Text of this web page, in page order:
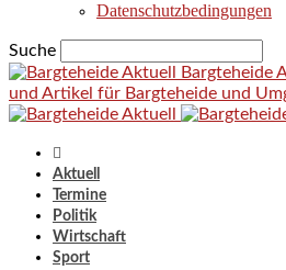
Datenschutzbedingungen
Suche
Bargteheide
und Artikel für Bargteheide und
Aktuell
Termine
Politik
Wirtschaft
Sport